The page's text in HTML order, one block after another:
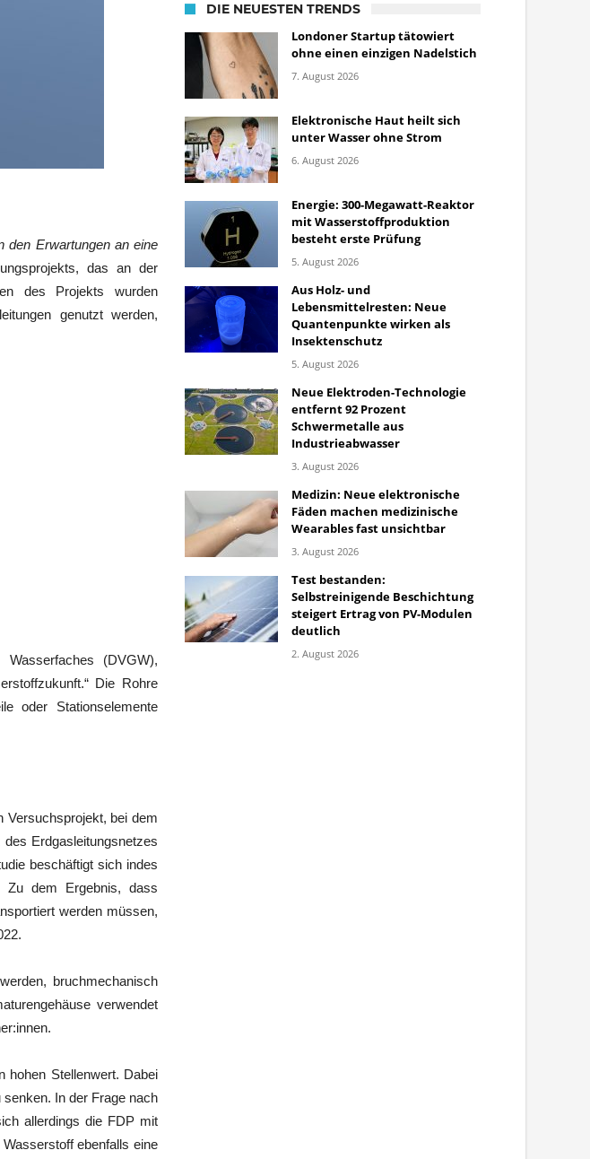
den Erwartungen an eine
das an der
des Projekts wurden
genutzt werden,
(DVGW),
Die Rohre
oder Stationselemente
Versuchsprojekt, bei dem
Erdgasleitungsnetzes
beschäftigt sich indes
Zu dem Ergebnis, dass
werden müssen,
bruchmechanisch
verwendet
hohen Stellenwert. Dabei
In der Frage nach
allerdings die FDP mit
ebenfalls eine
DIE NEUESTEN TRENDS
Londoner Startup tätowiert
ohne einen einzigen Nadelstich
7. August 2026
Elektronische Haut heilt sich
unter Wasser ohne Strom
6. August 2026
Energie: 300-Megawatt-Reaktor
mit Wasserstoffproduktion
besteht erste Prüfung
5. August 2026
Aus Holz- und
Lebensmittelresten: Neue
Quantenpunkte wirken als
Insektenschutz
5. August 2026
Neue Elektroden-Technologie
entfernt 92 Prozent
Schwermetalle aus
Industrieabwasser
3. August 2026
Medizin: Neue elektronische
Fäden machen medizinische
Wearables fast unsichtbar
3. August 2026
Test bestanden:
Selbstreinigende Beschichtung
steigert Ertrag von PV-Modulen
deutlich
2. August 2026